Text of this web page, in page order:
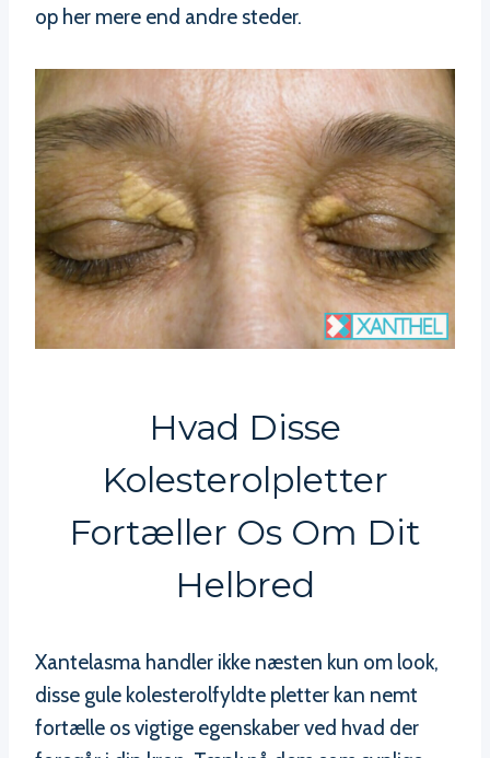
op her mere end andre steder.
Hvad Disse
Kolesterolpletter
Fortæller Os Om Dit
Helbred
Xantelasma handler ikke næsten kun om look,
disse gule kolesterolfyldte pletter kan nemt
fortælle os vigtige egenskaber ved hvad der